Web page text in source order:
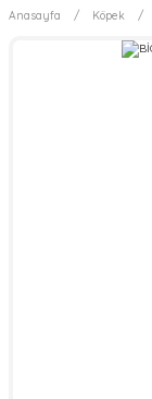
Anasayfa Köpek